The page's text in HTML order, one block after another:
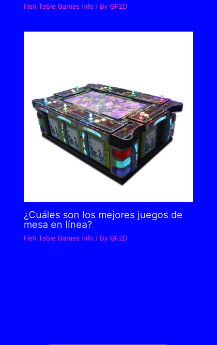
Fish Table Games Info/ By GF2D
¿Cuáles son los mejores juegos de
mesa en línea?
Fish Table Games Info/ By GF2D